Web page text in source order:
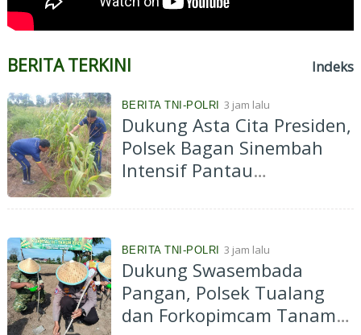
BERITA TERKINI Indeks
BERITA TNI-POLRI 3 jam lalu
Dukung Asta Cita Presiden,
Polsek Bagan Sinembah
Intensif Pantau
Program Ketahanan
BERITA TNI-POLRI 3 jam lalu
Dukung Swasembada
Pangan, Polsek Tualang
dan Forkopimcam Tanam